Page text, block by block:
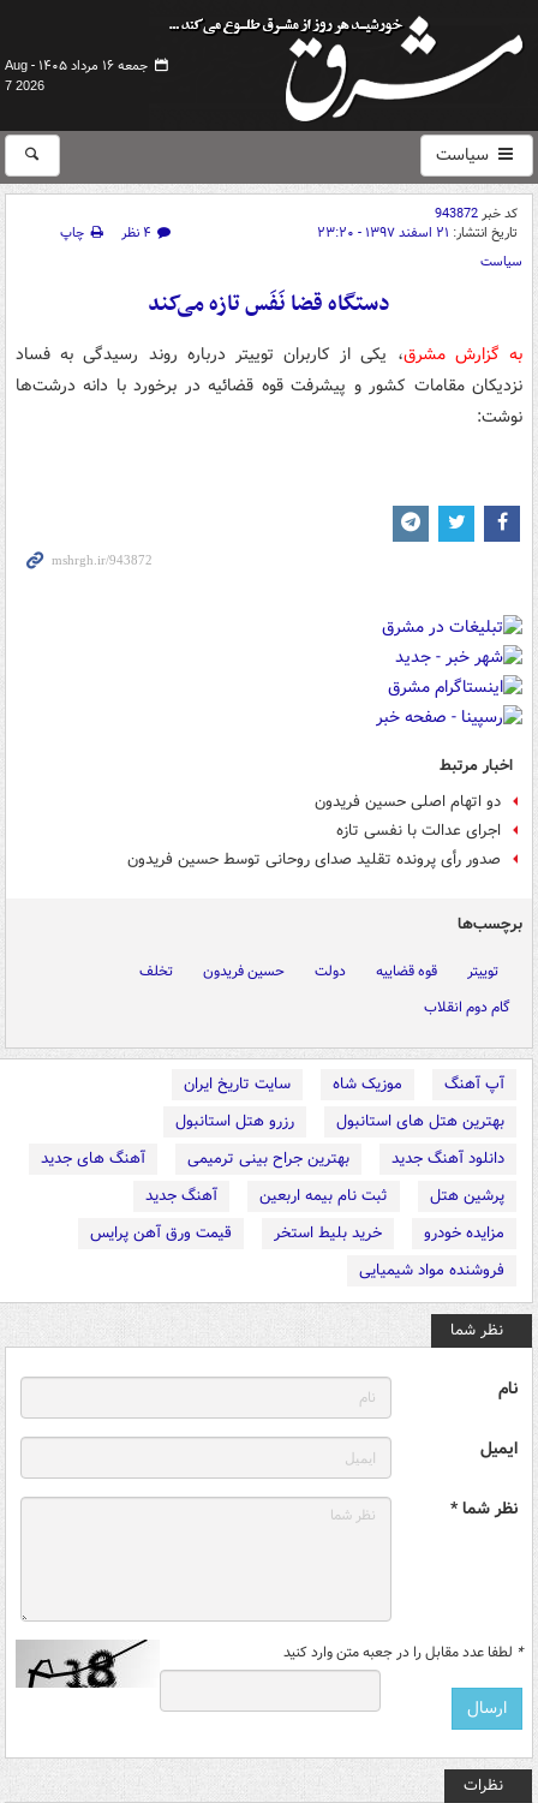
جمعه ۱۶ مرداد ۱۴۰۵ -
Aug
7 2026
سیاست
کد خبر943872
تاریخ انتشار: ۲۱ اسفند ۱۳۹۷ - ۲۳:۲۰ ۴ نظر
چاپ
سیاست
دستگاه قضا نَفَس تازه می‌کند
به گزارش مشرق، یکی از کاربران توییتر درباره روند رسیدگی به فساد
نزدیکان مقامات کشور و پیشرفت قوه قضائیه در برخورد با دانه درشت‌ها
نوشت:
اخبار مرتبط
دو اتهام اصلی حسین فریدون
اجرای عدالت با نفسی تازه
صدور رأی پرونده تقلید صدای روحانی توسط حسین فریدون
برچسب‌ها
توییتر قوه قضاییه دولت حسین فریدون
تخلف
گام دوم انقلاب
آپ آهنگ موزیک شاه
سایت تاریخ ایران
بهترین هتل های استانبول
رزرو هتل استانبول
دانلود آهنگ جدید
بهترین جراح بینی ترمیمی
آهنگ های جدید
پرشین هتل
ثبت نام بیمه اربعین
آهنگ جدید
مزایده خودرو
خرید بلیط استخر
قیمت ورق آهن پرایس
فروشنده مواد شیمیایی
نظر شما
نام
ایمیل
نظر شما *
* لطفا عدد مقابل را در جعبه متن وارد کنید
نظرات